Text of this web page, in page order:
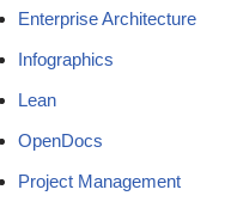
Enterprise Architecture
Infographics
Lean
OpenDocs
Project Management